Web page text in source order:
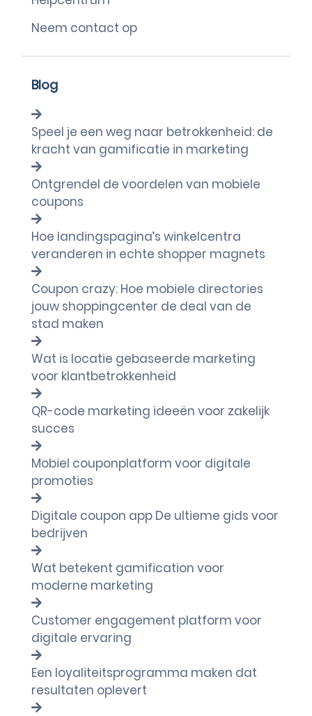
Neem contact op
Blog
Speel je een weg naar betrokkenheid: de
kracht van gamificatie in marketing
Ontgrendel de voordelen van mobiele
coupons
Hoe landingspagina’s winkelcentra
veranderen in echte shopper magnets
Coupon crazy: Hoe mobiele directories
jouw shoppingcenter de deal van de
stad maken
Wat is locatie gebaseerde marketing
voor klantbetrokkenheid
QR-code marketing ideeën voor zakelijk
succes
Mobiel couponplatform voor digitale
promoties
Digitale coupon app De ultieme gids voor
bedrijven
Wat betekent gamification voor
moderne marketing
Customer engagement platform voor
digitale ervaring
Een loyaliteitsprogramma maken dat
resultaten oplevert